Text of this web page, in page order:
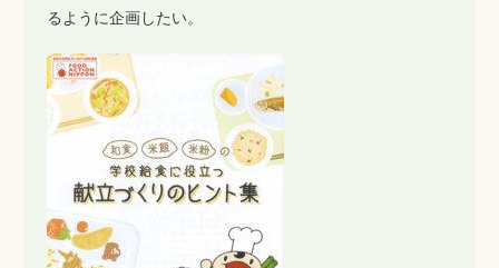
るように企画したい。